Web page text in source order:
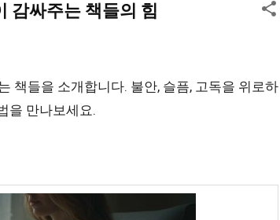
감싸주는 책들의 힘
책들을 소개합니다. 불안, 슬픔, 고독을 위로하
을 만나보세요.